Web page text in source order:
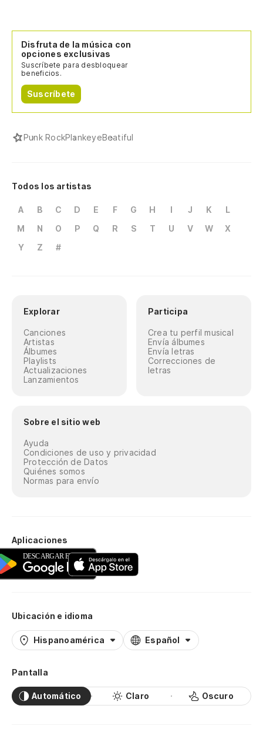
Disfruta de la música con
opciones exclusivas
Suscríbete para desbloquear
beneficios.
Suscríbete
Punk RockPlankeyeBeatiful
Todos los artistas
A B C D E F G H I J K
L
M
N O P Q R S T U V W
X
Y
Z #
Explorar
Canciones
Artistas
Álbumes
Playlists
Actualizaciones
Lanzamientos
Participa
Crea tu perfil musical
Envía álbumes
Envía letras
Correcciones de
letras
Sobre el sitio web
Ayuda
Condiciones de uso y privacidad
Protección de Datos
Quiénes somos
Normas para envío
Aplicaciones
Ubicación e idioma
Hispanoamérica Español
Pantalla
Automático Claro Oscuro